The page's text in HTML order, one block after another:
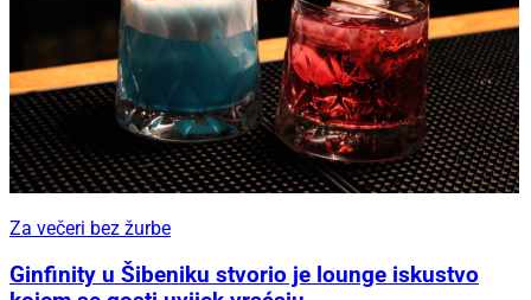
Za večeri bez žurbe
Ginfinity u Šibeniku stvorio je lounge iskustvo